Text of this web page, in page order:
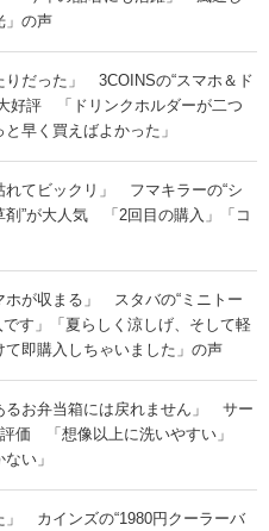
」の声
りだった」 3COINSの“スマホ＆ド
好評 「ドリンクホルダーが二つ
早く買えばよかった」
れてビックリ」 フマキラーの“シ
剤”が大人気 「2回目の購入」「コ
ホが収まる」 スタバの“ミニトー
です」「夏らしく涼しげ、そして軽
て即購入しちゃいました」の声
るお弁当箱には戻れません」 サー
評価 「想像以上に洗いやすい」
い」
」 カインズの“1980円クーラーバ